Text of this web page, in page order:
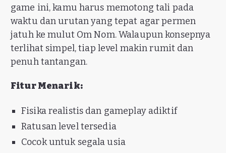
game ini, kamu harus memotong tali pada
waktu dan urutan yang tepat agar permen
jatuh ke mulut Om Nom. Walaupun konsepnya
terlihat simpel, tiap level makin rumit dan
penuh tantangan.
Fitur Menarik:
Fisika realistis dan gameplay adiktif
Ratusan level tersedia
Cocok untuk segala usia